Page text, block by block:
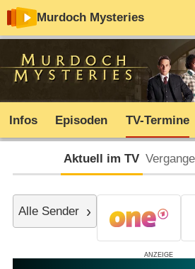
Murdoch Mysteries
Infos Episoden TV-Termine
Aktuell im TV
Alle Sender